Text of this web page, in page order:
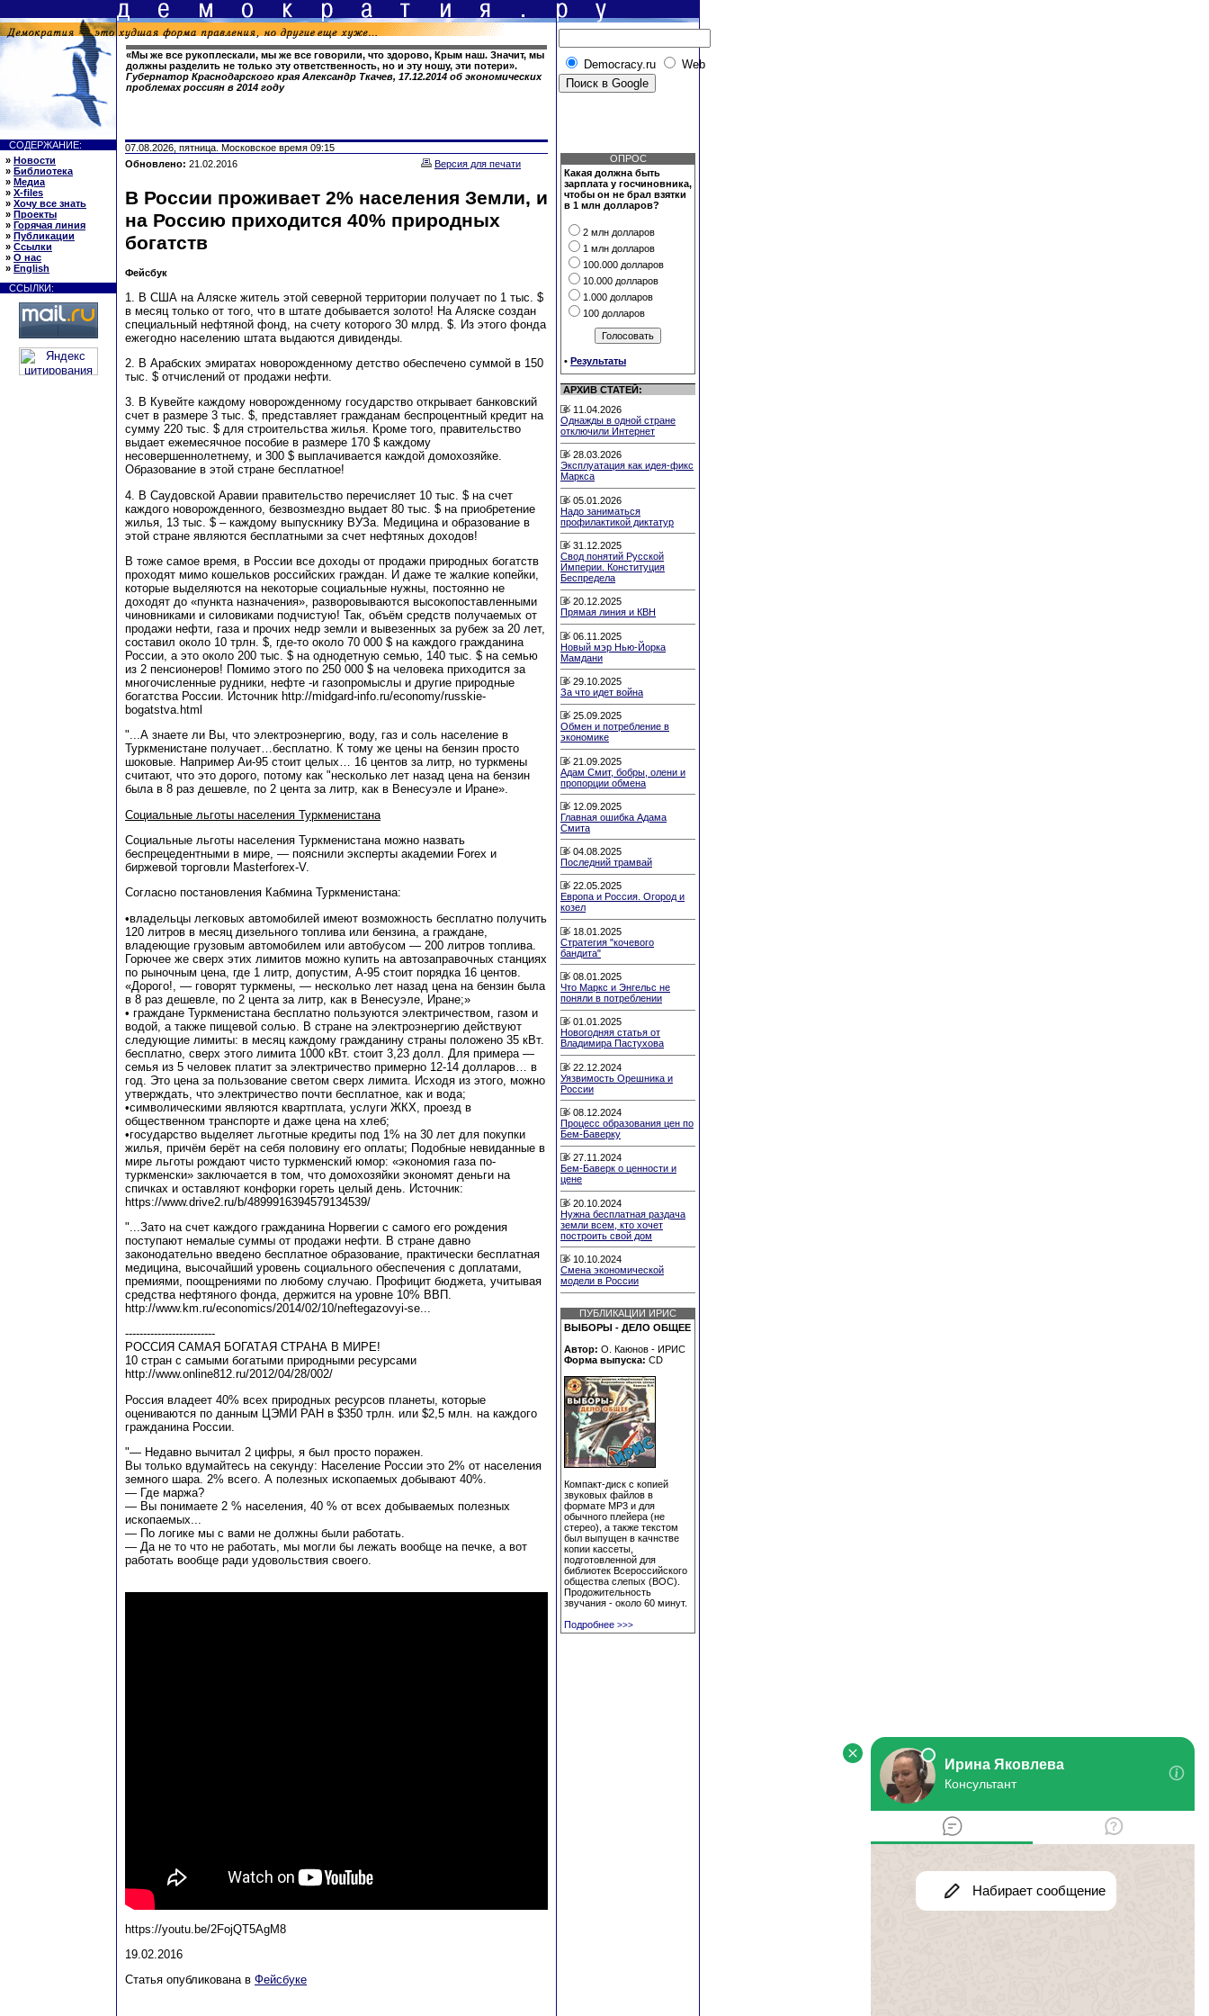
«Мы же все рукоплескали, мы же все говорили, что здорово, Крым наш. Значит, мы
должны разделить не только эту ответственность, но и эту ношу, эти потери».
Губернатор Краснодарского края Александр Ткачев, 17.12.2014 об экономических
проблемах россиян в 2014 году
Democracy.ru Web
СОДЕРЖАНИЕ:
» Новости
» Библиотека
» Медиа
» X-files
» Хочу все знать
» Проекты
» Горячая линия
» Публикации
» Ссылки
» О нас
» English
ССЫЛКИ:
07.08.2026, пятница. Московское время 09:15
Обновлено: 21.02.2016 Версия для печати
В России проживает 2% населения Земли, и
на Россию приходится 40% природных
богатств
Фейсбук
1. В США на Аляске житель этой северной территории получает по 1 тыс. $
в месяц только от того, что в штате добывается золото! На Аляске создан
специальный нефтяной фонд, на счету которого 30 млрд. $. Из этого фонда
ежегодно населению штата выдаются дивиденды.
2. В Арабских эмиратах новорожденному детство обеспечено суммой в 150
тыс. $ отчислений от продажи нефти.
3. В Кувейте каждому новорожденному государство открывает банковский
счет в размере 3 тыс. $, представляет гражданам беспроцентный кредит на
сумму 220 тыс. $ для строительства жилья. Кроме того, правительство
выдает ежемесячное пособие в размере 170 $ каждому
несовершеннолетнему, и 300 $ выплачивается каждой домохозяйке.
Образование в этой стране бесплатное!
4. В Саудовской Аравии правительство перечисляет 10 тыс. $ на счет
каждого новорожденного, безвозмездно выдает 80 тыс. $ на приобретение
жилья, 13 тыс. $ – каждому выпускнику ВУЗа. Медицина и образование в
этой стране являются бесплатными за счет нефтяных доходов!
В тоже самое время, в России все доходы от продажи природных богатств
проходят мимо кошельков российских граждан. И даже те жалкие копейки,
которые выделяются на некоторые социальные нужны, постоянно не
доходят до «пункта назначения», разворовываются высокопоставленными
чиновниками и силовиками подчистую! Так, объём средств получаемых от
продажи нефти, газа и прочих недр земли и вывезенных за рубеж за 20 лет,
составил около 10 трлн. $, где-то около 70 000 $ на каждого гражданина
России, а это около 200 тыс. $ на однодетную семью, 140 тыс. $ на семью
из 2 пенсионеров! Помимо этого по 250 000 $ на человека приходится за
многочисленные рудники, нефте -и газопромыслы и другие природные
богатства России. Источник http://midgard-info.ru/economy/russkie-
bogatstva.html
"...А знаете ли Вы, что электроэнергию, воду, газ и соль население в
Туркменистане получает…бесплатно. К тому же цены на бензин просто
шоковые. Например Аи-95 стоит целых… 16 центов за литр, но туркмены
считают, что это дорого, потому как "несколько лет назад цена на бензин
была в 8 раз дешевле, по 2 цента за литр, как в Венесуэле и Иране».
Социальные льготы населения Туркменистана
Социальные льготы населения Туркменистана можно назвать
беспрецедентными в мире, — пояснили эксперты академии Forex и
биржевой торговли Masterforex-V.
Согласно постановления Кабмина Туркменистана:
•владельцы легковых автомобилей имеют возможность бесплатно получить
120 литров в месяц дизельного топлива или бензина, а граждане,
владеющие грузовым автомобилем или автобусом — 200 литров топлива.
Горючее же сверх этих лимитов можно купить на автозаправочных станциях
по рыночным цена, где 1 литр, допустим, А-95 стоит порядка 16 центов.
«Дорого!, — говорят туркмены, — несколько лет назад цена на бензин была
в 8 раз дешевле, по 2 цента за литр, как в Венесуэле, Иране;»
• граждане Туркменистана бесплатно пользуются электричеством, газом и
водой, а также пищевой солью. В стране на электроэнергию действуют
следующие лимиты: в месяц каждому гражданину страны положено 35 кВт.
бесплатно, сверх этого лимита 1000 кВт. стоит 3,23 долл. Для примера —
семья из 5 человек платит за электричество примерно 12-14 долларов… в
год. Это цена за пользование светом сверх лимита. Исходя из этого, можно
утверждать, что электричество почти бесплатное, как и вода;
•символическими являются квартплата, услуги ЖКХ, проезд в
общественном транспорте и даже цена на хлеб;
•государство выделяет льготные кредиты под 1% на 30 лет для покупки
жилья, причём берёт на себя половину его оплаты; Подобные невиданные в
мире льготы рождают чисто туркменский юмор: «экономия газа по-
туркменски» заключается в том, что домохозяйки экономят деньги на
спичках и оставляют конфорки гореть целый день. Источник:
https://www.drive2.ru/b/4899916394579134539/
"...Зато на счет каждого гражданина Норвегии с самого его рождения
поступают немалые суммы от продажи нефти. В стране давно
законодательно введено бесплатное образование, практически бесплатная
медицина, высочайший уровень социального обеспечения с доплатами,
премиями, поощрениями по любому случаю. Профицит бюджета, учитывая
средства нефтяного фонда, держится на уровне 10% ВВП.
http://www.km.ru/economics/2014/02/10/neftegazovyi-se...
-------------------------
РОССИЯ САМАЯ БОГАТАЯ СТРАНА В МИРЕ!
10 стран с самыми богатыми природными ресурсами
http://www.online812.ru/2012/04/28/002/
Россия владеет 40% всех природных ресурсов планеты, которые
оцениваются по данным ЦЭМИ РАН в $350 трлн. или $2,5 млн. на каждого
гражданина России.
"— Недавно вычитал 2 цифры, я был просто поражен.
Вы только вдумайтесь на секунду: Население России это 2% от населения
земного шара. 2% всего. А полезных ископаемых добывают 40%.
— Где маржа?
— Вы понимаете 2 % населения, 40 % от всех добываемых полезных
ископаемых...
— По логике мы с вами не должны были работать.
— Да не то что не работать, мы могли бы лежать вообще на печке, а вот
работать вообще ради удовольствия своего.
https://youtu.be/2FojQT5AgM8
19.02.2016
Статья опубликована в Фейсбуке
ОПРОС
Какая должна быть
зарплата у госчиновника,
чтобы он не брал взятки
в 1 млн долларов?
2 млн долларов
1 млн долларов
100.000 долларов
10.000 долларов
1.000 долларов
100 долларов
• Результаты
АРХИВ СТАТЕЙ:
11.04.2026
Однажды в одной стране
отключили Интернет
28.03.2026
Эксплуатация как идея-фикс
Маркса
05.01.2026
Надо заниматься
профилактикой диктатур
31.12.2025
Свод понятий Русской
Империи. Конституция
Беспредела
20.12.2025
Прямая линия и КВН
06.11.2025
Новый мэр Нью-Йорка
Мамдани
29.10.2025
За что идет война
25.09.2025
Обмен и потребление в
экономике
21.09.2025
Адам Смит, бобры, олени и
пропорции обмена
12.09.2025
Главная ошибка Адама
Смита
04.08.2025
Последний трамвай
22.05.2025
Европа и Россия. Огород и
козел
18.01.2025
Стратегия "кочевого
бандита"
08.01.2025
Что Маркс и Энгельс не
поняли в потреблении
01.01.2025
Новогодняя статья от
Владимира Пастухова
22.12.2024
Уязвимость Орешника и
России
08.12.2024
Процесс образования цен по
Бем-Баверку
27.11.2024
Бем-Баверк о ценности и
цене
20.10.2024
Нужна бесплатная раздача
земли всем, кто хочет
построить свой дом
10.10.2024
Смена экономической
модели в России
ПУБЛИКАЦИИ ИРИС
ВЫБОРЫ - ДЕЛО ОБЩЕЕ
Автор: О. Каюнов - ИРИС
Форма выпуска: CD
Компакт-диск с копией
звуковых файлов в
формате MP3 и для
обычного плейера (не
стерео), а также текстом
был выпущен в качнстве
копии кассеты,
подготовленной для
библиотек Всероссийского
общества слепых (ВОС).
Продожительность
звучания - около 60 минут.
Подробнее >>>